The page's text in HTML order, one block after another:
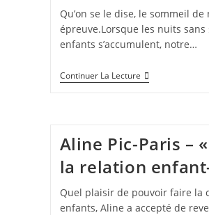
Qu’on se le dise, le sommeil
épreuve.Lorsque les nuits
enfants s’accumulent, notre…
Continuer La Lecture
Aline Pic-Paris –
la relation
Quel plaisir de pouvoir faire la
enfants, Aline a accepté de